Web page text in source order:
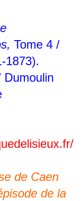
Tome 4 /
1873).
Dumoulin
de Caen
de la